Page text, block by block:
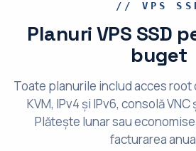
// VPS
Planuri VPS SSD
buget
Toate planurile includ acces
KVM, IPv4 și IPv6, consolă
Plătește lunar sau
facturarea